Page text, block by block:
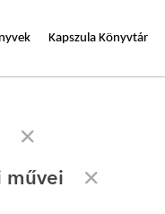
Kapszula Könyvtár
művei